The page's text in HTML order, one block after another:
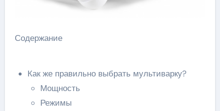
Содержание
Как же правильно выбрать мультиварку?
Мощность
Режимы